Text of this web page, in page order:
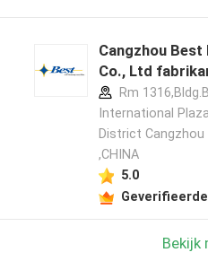
Cangzhou Best
Co., Ltd
Rm
International
District Cangzhou
,CHINA
5.0
Bekijk